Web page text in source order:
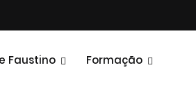
Faustino Formação